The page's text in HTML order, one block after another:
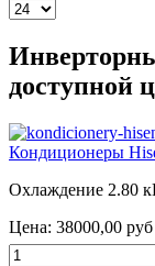
доступной
Кондиционеры
Охлаждение 2.80
Цена: 38000,00 руб